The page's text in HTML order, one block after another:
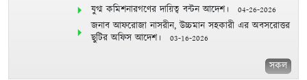
যুগ্ম কমিশনারগণের দায়িত্ব বন্টন আদেশ। 04-26-2026
জনাব আফরোজা নাসরীন, উচ্চমান সহকারী এর অবসরোত্তর
ছুটির অফিস আদেশ।
03-16-2026
সকল